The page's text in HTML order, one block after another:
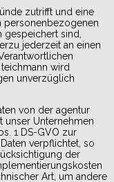
zutrifft und eine
personenbezogenen
gespeichert sind,
jederzeit an einen
wird
unverzüglich
von der agentur
unser Unternehmen
1 DS-GVO zur
verpflichtet, so
der
Art, um andere